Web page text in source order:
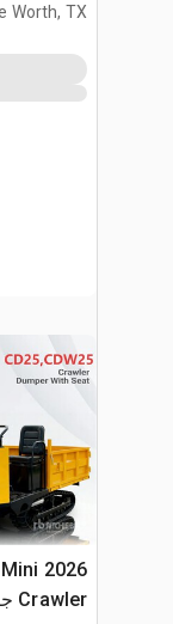
Worth, TX
Mini
Crawler جرار نقل (Unused)